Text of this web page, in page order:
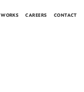
WORKS CAREERS CONTACT